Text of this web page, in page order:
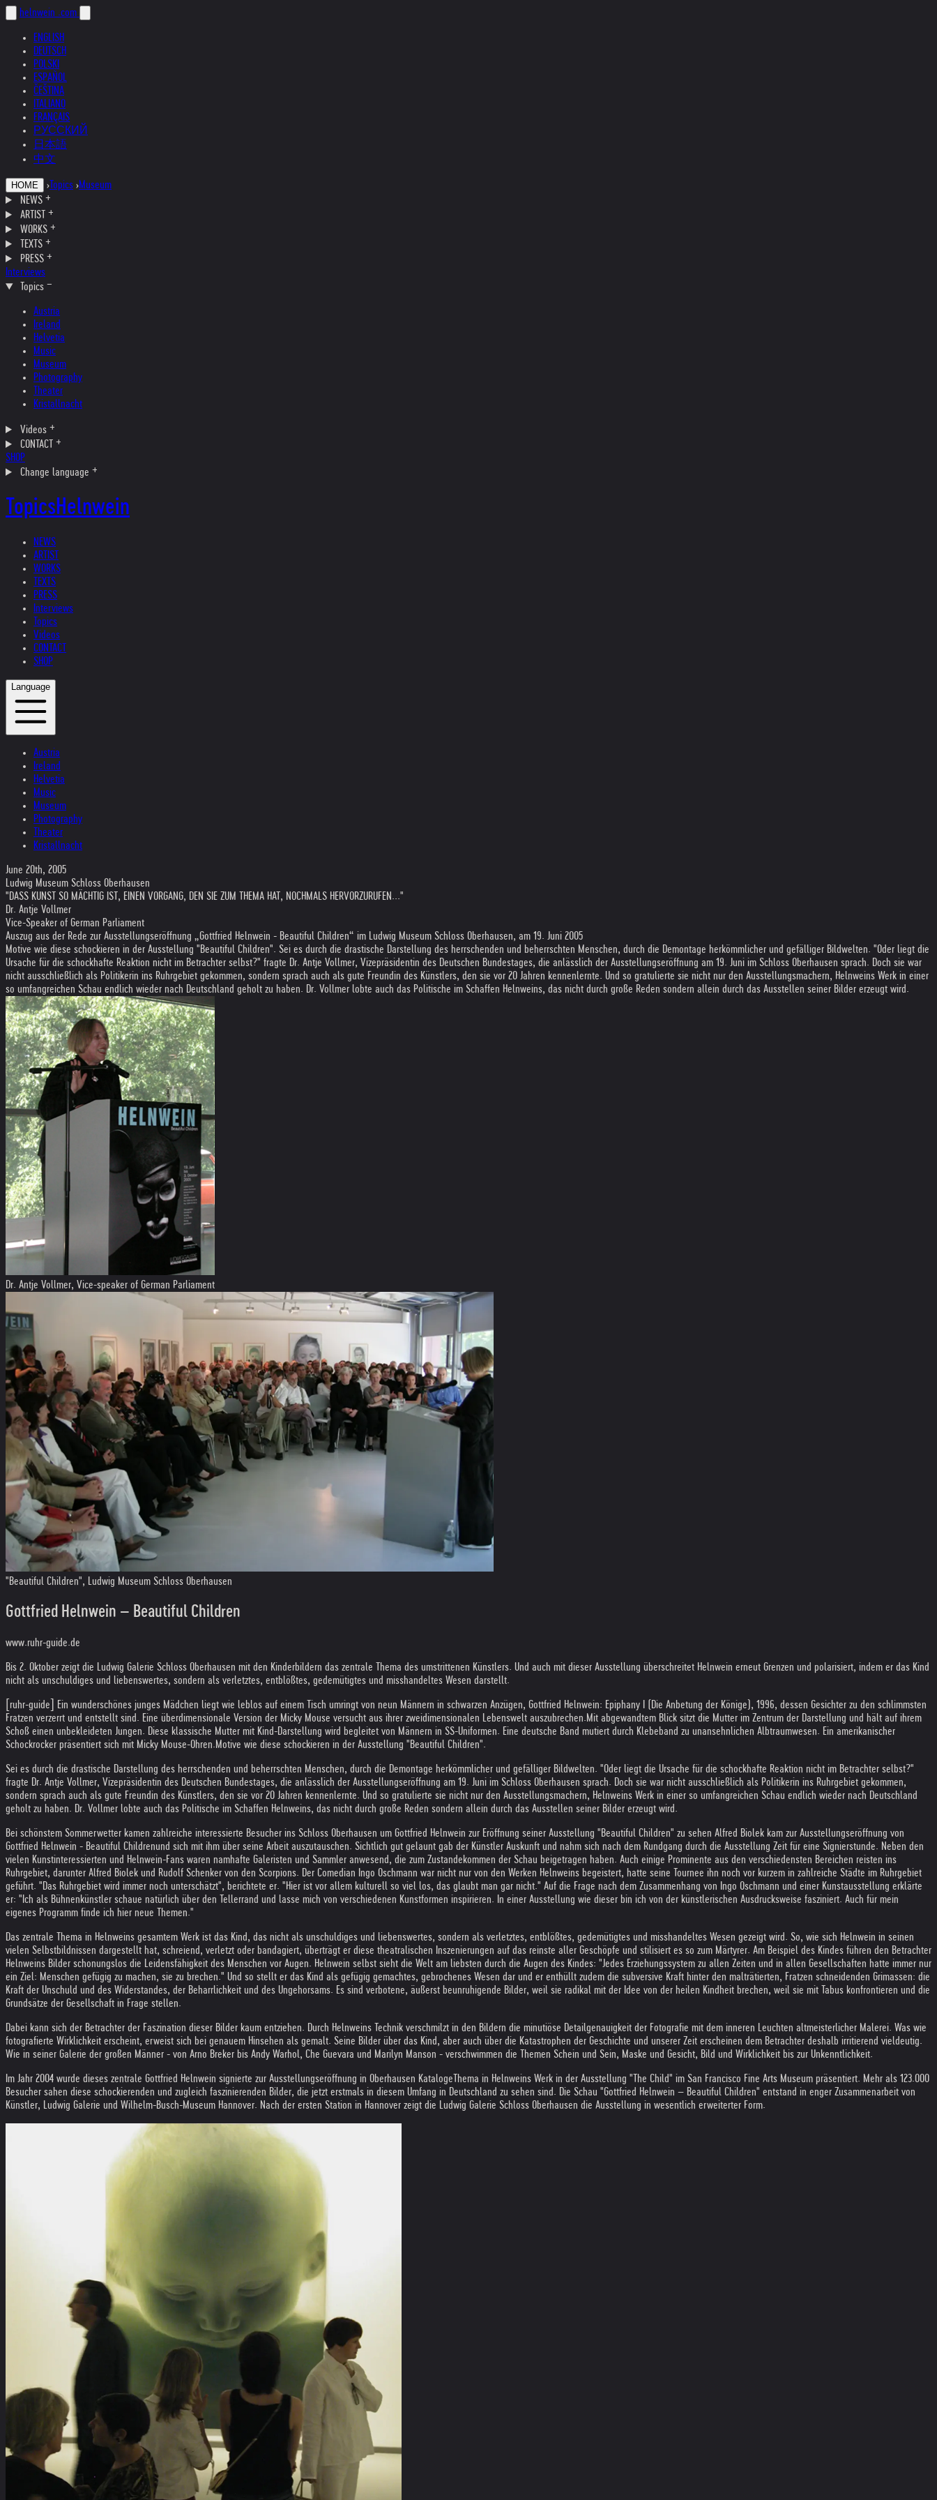
helnwein .com
ENGLISH
DEUTSCH
POLSKI
ESPAÑOL
ČEŠTINA
ITALIANO
FRANÇAIS
РУССКИЙ
日本語
中文
HOME › Topics ›Museum
NEWS
ARTIST
WORKS
TEXTS
PRESS
Interviews
Topics
Austria
Ireland
Helvetia
Music
Museum
Photography
Theater
Kristallnacht
Videos
CONTACT
SHOP
Change language
TopicsHelnwein
NEWS
ARTIST
WORKS
TEXTS
PRESS
Interviews
Topics
Videos
CONTACT
SHOP
Language
Austria
Ireland
Helvetia
Music
Museum
Photography
Theater
Kristallnacht
June 20th, 2005
Ludwig Museum Schloss Oberhausen
"DASS KUNST SO MÄCHTIG IST, EINEN VORGANG, DEN SIE ZUM THEMA HAT, NOCHMALS HERVORZURUFEN..."
Dr. Antje Vollmer
Vice-Speaker of German Parliament
Auszug aus der Rede zur Ausstellungseröffnung „Gottfried Helnwein - Beautiful Children“ im Ludwig Museum Schloss Oberhausen, am 19. Juni 2005
Motive wie diese schockieren in der Ausstellung "Beautiful Children". Sei es durch die drastische Darstellung des herrschenden und beherrschten Menschen, durch die Demontage herkömmlicher und gefälliger Bildwelten. "Oder liegt die
Ursache für die schockhafte Reaktion nicht im Betrachter selbst?" fragte Dr. Antje Vollmer, Vizepräsidentin des Deutschen Bundestages, die anlässlich der Ausstellungseröffnung am 19. Juni im Schloss Oberhausen sprach. Doch sie war
nicht ausschließlich als Politikerin ins Ruhrgebiet gekommen, sondern sprach auch als gute Freundin des Künstlers, den sie vor 20 Jahren kennenlernte. Und so gratulierte sie nicht nur den Ausstellungsmachern, Helnweins Werk in einer
so umfangreichen Schau endlich wieder nach Deutschland geholt zu haben. Dr. Vollmer lobte auch das Politische im Schaffen Helnweins, das nicht durch große Reden sondern allein durch das Ausstellen seiner Bilder erzeugt wird.
Dr. Antje Vollmer, Vice-speaker of German Parliament
"Beautiful Children", Ludwig Museum Schloss Oberhausen
Gottfried Helnwein – Beautiful Children
www.ruhr-guide.de
Bis 2. Oktober zeigt die Ludwig Galerie Schloss Oberhausen mit den Kinderbildern das zentrale Thema des umstrittenen Künstlers. Und auch mit dieser Ausstellung überschreitet Helnwein erneut Grenzen und polarisiert, indem er das Kind
nicht als unschuldiges und liebenswertes, sondern als verletztes, entblößtes, gedemütigtes und misshandeltes Wesen darstellt.
[ruhr-guide] Ein wunderschönes junges Mädchen liegt wie leblos auf einem Tisch umringt von neun Männern in schwarzen Anzügen, Gottfried Helnwein: Epiphany I (Die Anbetung der Könige), 1996, dessen Gesichter zu den schlimmsten
Fratzen verzerrt und entstellt sind. Eine überdimensionale Version der Micky Mouse versucht aus ihrer zweidimensionalen Lebenswelt auszubrechen.Mit abgewandtem Blick sitzt die Mutter im Zentrum der Darstellung und hält auf ihrem
Schoß einen unbekleideten Jungen. Diese klassische Mutter mit Kind-Darstellung wird begleitet von Männern in SS-Uniformen. Eine deutsche Band mutiert durch Klebeband zu unansehnlichen Albtraumwesen. Ein amerikanischer
Schockrocker präsentiert sich mit Micky Mouse-Ohren.Motive wie diese schockieren in der Ausstellung "Beautiful Children".
Sei es durch die drastische Darstellung des herrschenden und beherrschten Menschen, durch die Demontage herkömmlicher und gefälliger Bildwelten. "Oder liegt die Ursache für die schockhafte Reaktion nicht im Betrachter selbst?"
fragte Dr. Antje Vollmer, Vizepräsidentin des Deutschen Bundestages, die anlässlich der Ausstellungseröffnung am 19. Juni im Schloss Oberhausen sprach. Doch sie war nicht ausschließlich als Politikerin ins Ruhrgebiet gekommen,
sondern sprach auch als gute Freundin des Künstlers, den sie vor 20 Jahren kennenlernte. Und so gratulierte sie nicht nur den Ausstellungsmachern, Helnweins Werk in einer so umfangreichen Schau endlich wieder nach Deutschland
geholt zu haben. Dr. Vollmer lobte auch das Politische im Schaffen Helnweins, das nicht durch große Reden sondern allein durch das Ausstellen seiner Bilder erzeugt wird.
Bei schönstem Sommerwetter kamen zahlreiche interessierte Besucher ins Schloss Oberhausen um Gottfried Helnwein zur Eröffnung seiner Ausstellung "Beautiful Children" zu sehen Alfred Biolek kam zur Ausstellungseröffnung von
Gottfried Helnwein - Beautiful Childrenund sich mit ihm über seine Arbeit auszutauschen. Sichtlich gut gelaunt gab der Künstler Auskunft und nahm sich nach dem Rundgang durch die Ausstellung Zeit für eine Signierstunde. Neben den
vielen Kunstinteressierten und Helnwein-Fans waren namhafte Galeristen und Sammler anwesend, die zum Zustandekommen der Schau beigetragen haben. Auch einige Prominente aus den verschiedensten Bereichen reisten ins
Ruhrgebiet, darunter Alfred Biolek und Rudolf Schenker von den Scorpions. Der Comedian Ingo Oschmann war nicht nur von den Werken Helnweins begeistert, hatte seine Tournee ihn noch vor kurzem in zahlreiche Städte im Ruhrgebiet
geführt. "Das Ruhrgebiet wird immer noch unterschätzt", berichtete er. "Hier ist vor allem kulturell so viel los, das glaubt man gar nicht." Auf die Frage nach dem Zusammenhang von Ingo Oschmann und einer Kunstausstellung erklärte
er: "Ich als Bühnenkünstler schaue natürlich über den Tellerrand und lasse mich von verschiedenen Kunstformen inspirieren. In einer Ausstellung wie dieser bin ich von der künstlerischen Ausdrucksweise fasziniert. Auch für mein
eigenes Programm finde ich hier neue Themen."
Das zentrale Thema in Helnweins gesamtem Werk ist das Kind, das nicht als unschuldiges und liebenswertes, sondern als verletztes, entblößtes, gedemütigtes und misshandeltes Wesen gezeigt wird. So, wie sich Helnwein in seinen
vielen Selbstbildnissen dargestellt hat, schreiend, verletzt oder bandagiert, überträgt er diese theatralischen Inszenierungen auf das reinste aller Geschöpfe und stilisiert es so zum Märtyrer. Am Beispiel des Kindes führen den Betrachter
Helnweins Bilder schonungslos die Leidensfähigkeit des Menschen vor Augen. Helnwein selbst sieht die Welt am liebsten durch die Augen des Kindes: "Jedes Erziehungssystem zu allen Zeiten und in allen Gesellschaften hatte immer nur
ein Ziel: Menschen gefügig zu machen, sie zu brechen." Und so stellt er das Kind als gefügig gemachtes, gebrochenes Wesen dar und er enthüllt zudem die subversive Kraft hinter den malträtierten, Fratzen schneidenden Grimassen: die
Kraft der Unschuld und des Widerstandes, der Beharrlichkeit und des Ungehorsams. Es sind verbotene, äußerst beunruhigende Bilder, weil sie radikal mit der Idee von der heilen Kindheit brechen, weil sie mit Tabus konfrontieren und die
Grundsätze der Gesellschaft in Frage stellen.
Dabei kann sich der Betrachter der Faszination dieser Bilder kaum entziehen. Durch Helnweins Technik verschmilzt in den Bildern die minutiöse Detailgenauigkeit der Fotografie mit dem inneren Leuchten altmeisterlicher Malerei. Was wie
fotografierte Wirklichkeit erscheint, erweist sich bei genauem Hinsehen als gemalt. Seine Bilder über das Kind, aber auch über die Katastrophen der Geschichte und unserer Zeit erscheinen dem Betrachter deshalb irritierend vieldeutig.
Wie in seiner Galerie der großen Männer - von Arno Breker bis Andy Warhol, Che Guevara und Marilyn Manson - verschwimmen die Themen Schein und Sein, Maske und Gesicht, Bild und Wirklichkeit bis zur Unkenntlichkeit.
Im Jahr 2004 wurde dieses zentrale Gottfried Helnwein signierte zur Ausstellungseröffnung in Oberhausen KatalogeThema in Helnweins Werk in der Ausstellung "The Child" im San Francisco Fine Arts Museum präsentiert. Mehr als 123.000
Besucher sahen diese schockierenden und zugleich faszinierenden Bilder, die jetzt erstmals in diesem Umfang in Deutschland zu sehen sind. Die Schau "Gottfried Helnwein – Beautiful Children" entstand in enger Zusammenarbeit von
Künstler, Ludwig Galerie und Wilhelm-Busch-Museum Hannover. Nach der ersten Station in Hannover zeigt die Ludwig Galerie Schloss Oberhausen die Ausstellung in wesentlich erweiterter Form.